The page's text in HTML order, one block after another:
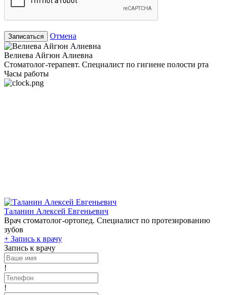
Записаться Отмена
Велиева Айгюн Алиевна
Стоматолог-терапевт. Специалист по гигиене полости рта
Часы работы
Таланин Алексей Евгеньевич
Врач стоматолог-ортопед. Специалист по протезированию
зубов
+ Запись к врачу
Запись к врачу
!
!